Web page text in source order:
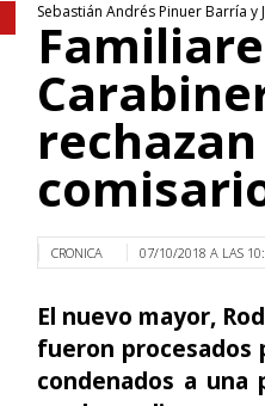
Sebastián Andrés Pinuer Barría
CRONICA 07/10/2018 A LAS
El nuevo mayor,
fueron procesados
condenados a